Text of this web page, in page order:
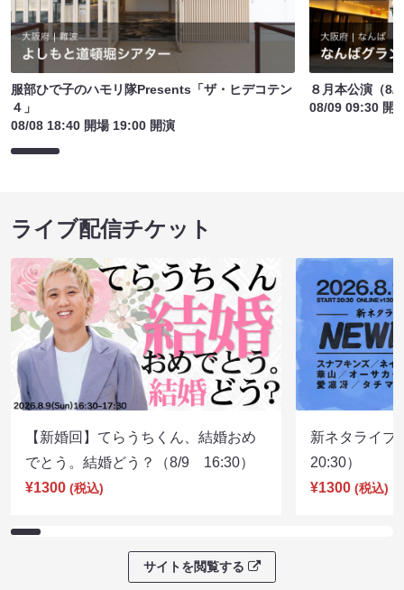
服部ひで子のハモリ隊Presents「ザ・ヒデコテン
４」
08/08 18:40 開場 19:00 開演
８月本公演（8/
08/09 09:30 開
ライブ配信チケット
【新婚回】てらうちくん、結婚おめ
でとう。結婚どう？（8/9 16:30）
¥1300 (税込)
新ネタライ
20:30）
¥1300 (税込)
サイトを閲覧する